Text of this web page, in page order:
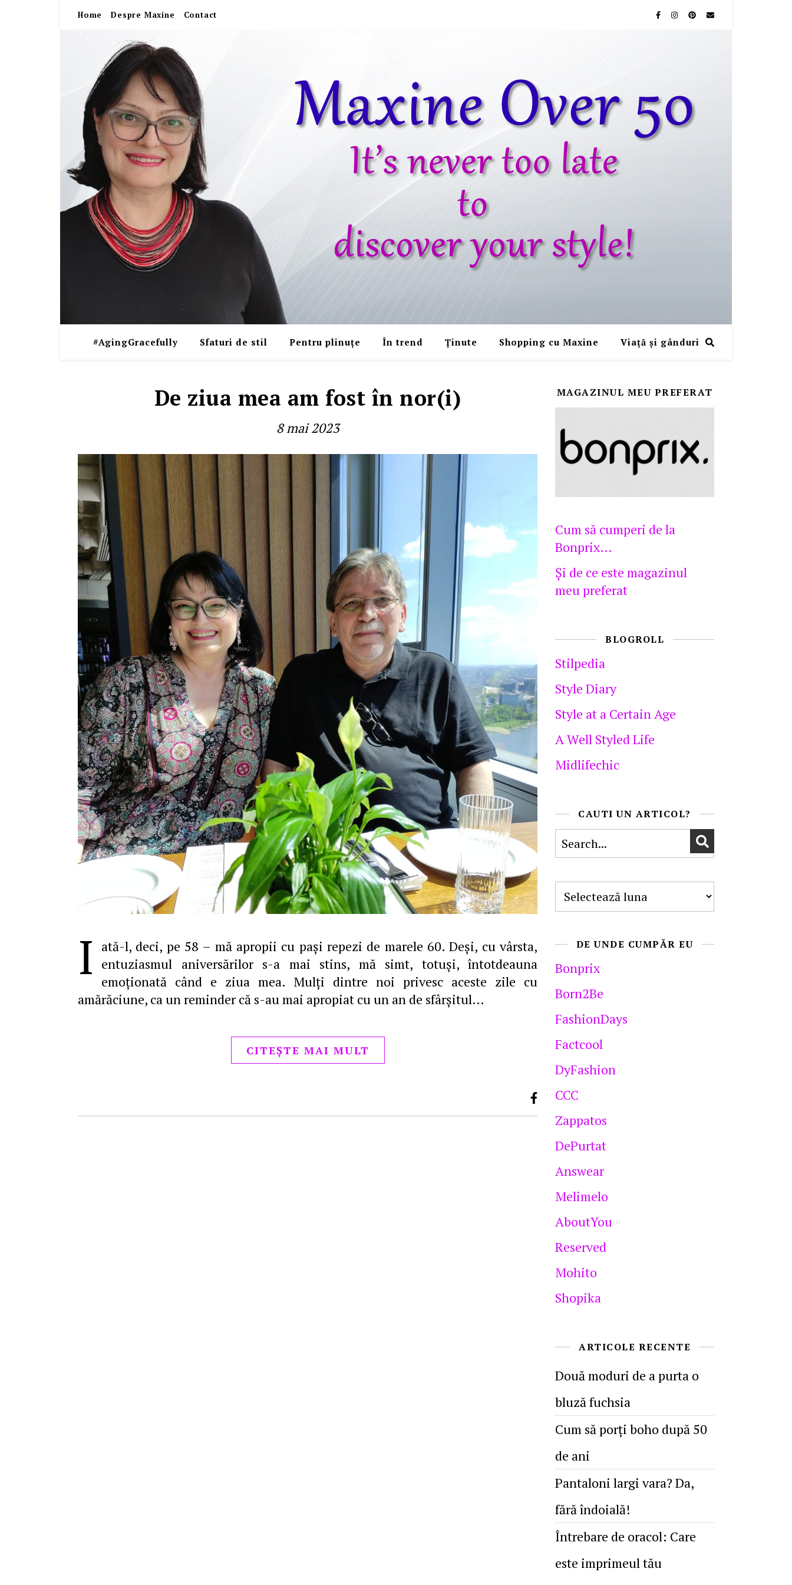
Home Despre Maxine Contact
#AgingGracefully Sfaturi de stil Pentru plinuțe În trend Ținute Shopping cu Maxine Viaţă şi gânduri
De ziua mea am fost în nor(i)
8 mai 2023
I ată-l, deci, pe 58 – mă apropii cu paşi repezi de marele 60. Deşi, cu vârsta,
entuziasmul aniversărilor s-a mai stins, mă simt, totuşi, întotdeauna
emoţionată când e ziua mea. Mulţi dintre noi privesc aceste zile cu
amărăciune, ca un reminder că s-au mai apropiat cu un an de sfârşitul…
CITEȘTE MAI MULT
MAGAZINUL MEU PREFERAT
Cum să cumperi de la
Bonprix…
Şi de ce este magazinul
meu preferat
BLOGROLL
Stilpedia
Style Diary
Style at a Certain Age
A Well Styled Life
Midlifechic
CAUTI UN ARTICOL?
DE UNDE CUMPĂR EU
Bonprix
Born2Be
FashionDays
Factcool
DyFashion
CCC
Zappatos
DePurtat
Answear
Melimelo
AboutYou
Reserved
Mohito
Shopika
ARTICOLE RECENTE
Două moduri de a purta o
bluză fuchsia
Cum să porţi boho după 50
de ani
Pantaloni largi vara? Da,
fără îndoială!
Întrebare de oracol: Care
este imprimeul tău